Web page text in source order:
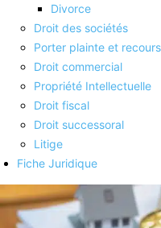
Divorce
Droit des sociétés
Porter plainte et
Droit commercial
Propriété Intellectuelle
Droit fiscal
Droit successoral
Litige
Fiche Juridique